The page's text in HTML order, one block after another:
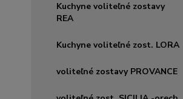
Kuchyne voliteľné zostavy
REA
Kuchyne voliteľné zost. LORA
voliteľné zostavy PROVANCE